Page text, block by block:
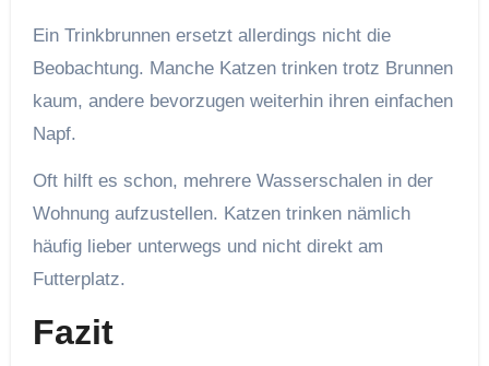
Ein Trinkbrunnen ersetzt allerdings nicht die
Beobachtung. Manche Katzen trinken trotz Brunnen
kaum, andere bevorzugen weiterhin ihren einfachen
Napf.
Oft hilft es schon, mehrere Wasserschalen in der
Wohnung aufzustellen. Katzen trinken nämlich
häufig lieber unterwegs und nicht direkt am
Futterplatz.
Fazit